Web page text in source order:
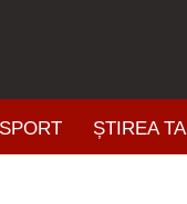
SPORT ȘTIREA TA